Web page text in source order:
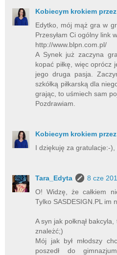
Kobiecym krokiem
Edytko, mój mąż gra w
Przesyłam Ci ogólny link
http://www.blpn.com.pl/
A Synek już zaczyna
kopać piłkę, więc oprócz
jego druga pasja.
szkółką piłkarską dla
grając, to uśmiech sam
Pozdrawiam.
Kobiecym krokiem
I dziękuję za gratulacje:-),
Tara_Edyta
8 cze
O! Widzę, że całkiem
Tylko SASDESIGN.PL im
A syn jak połknął
znależć;)
Mój jak był młodszy
poszedł do